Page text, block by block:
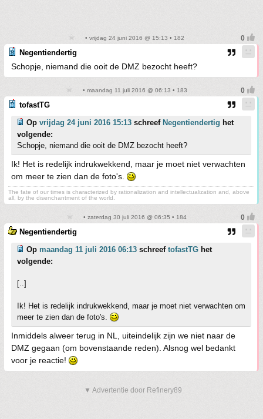
• vrijdag 24 juni 2016 @ 15:13 • 182
Negentiendertig
Schopje, niemand die ooit de DMZ bezocht heeft?
• maandag 11 juli 2016 @ 06:13 • 183
tofastTG
Op vrijdag 24 juni 2016 15:13 schreef Negentiendertig het
volgende:
Schopje, niemand die ooit de DMZ bezocht heeft?
Ik! Het is redelijk indrukwekkend, maar je moet niet verwachten
om meer te zien dan de foto's.
The fate of our times is characterized by rationalization and intellectualization and, above
all, by the disenchantment of the world.
• zaterdag 30 juli 2016 @ 06:35 • 184
Negentiendertig
Op maandag 11 juli 2016 06:13 schreef tofastTG het
volgende:
[..]
Ik! Het is redelijk indrukwekkend, maar je moet niet verwachten om
meer te zien dan de foto's.
Inmiddels alweer terug in NL, uiteindelijk zijn we niet naar de
DMZ gegaan (om bovenstaande reden). Alsnog wel bedankt
voor je reactie!
▼ Advertentie door Refinery89